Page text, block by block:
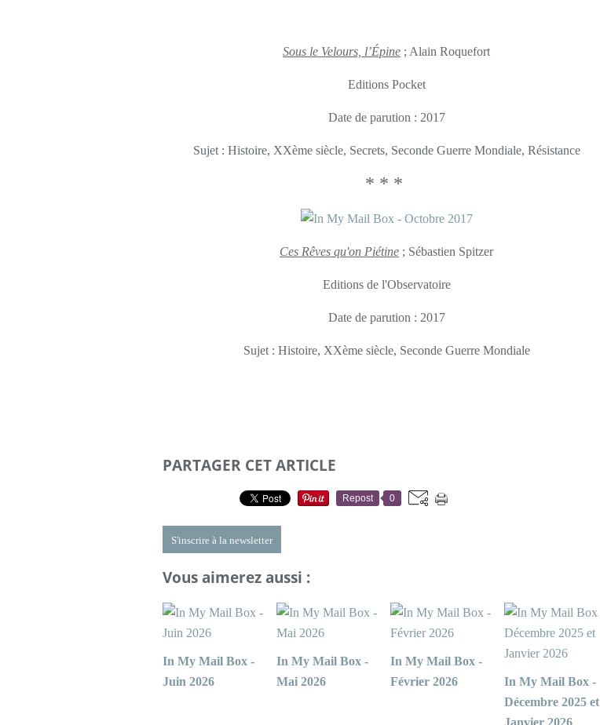
Sous le Velours, l’Épine ; Alain Roquefort
Editions Pocket
Date de parution : 2017
Sujet : Histoire, XXème siècle, Secrets, Seconde Guerre Mondiale, Résistance
* * *
Ces Rêves qu'on Piétine ; Sébastien Spitzer
Editions de l'Observatoire
Date de parution : 2017
Sujet : Histoire, XXème siècle, Seconde Guerre Mondiale
PARTAGER CET ARTICLE
Repost 0
S'inscrire à la newsletter
Vous aimerez aussi :
In My Mail Box -
Juin 2026
In My Mail Box -
Mai 2026
In My Mail Box -
Février 2026
In My Mail Box -
Décembre 2025 et